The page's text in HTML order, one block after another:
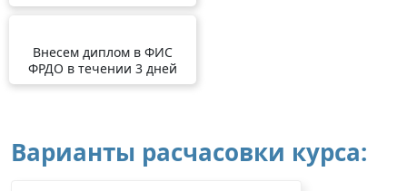
Внесем диплом в ФИС
ФРДО в течении 3 дней
Варианты расчасовки курса: